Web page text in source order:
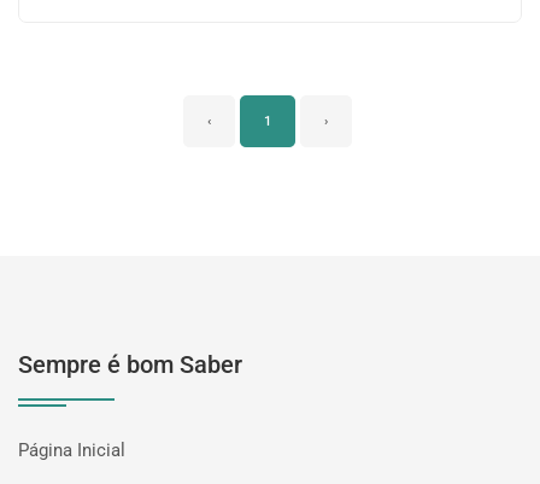
‹ 1 ›
Sempre é bom Saber
Página Inicial